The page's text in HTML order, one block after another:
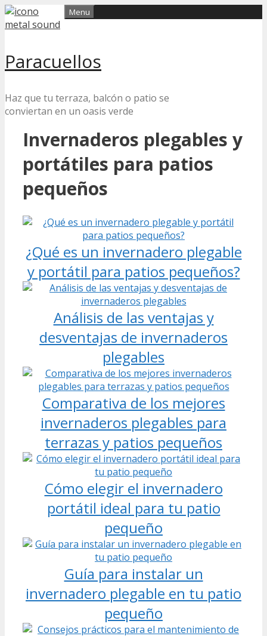
Skip
to
Paracuellos
Haz que tu terraza, balcón o patio se
conviertan en un oasis verde
Menu
Invernaderos plegables y
portátiles para patios
pequeños
¿Qué es un invernadero plegable
y portátil para patios pequeños?
Análisis de las ventajas y
desventajas de invernaderos
plegables
Comparativa de los mejores
invernaderos plegables para
terrazas y patios pequeños
Cómo elegir el invernadero
portátil ideal para tu patio
pequeño
Guía para instalar un
invernadero plegable en tu patio
pequeño